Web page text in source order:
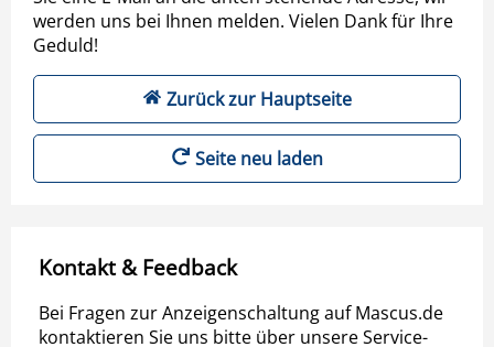
werden uns bei Ihnen melden. Vielen Dank für Ihre
Geduld!
Zurück zur Hauptseite
Seite neu laden
Kontakt & Feedback
Bei Fragen zur Anzeigenschaltung auf Mascus.de
kontaktieren Sie uns bitte über unsere Service-